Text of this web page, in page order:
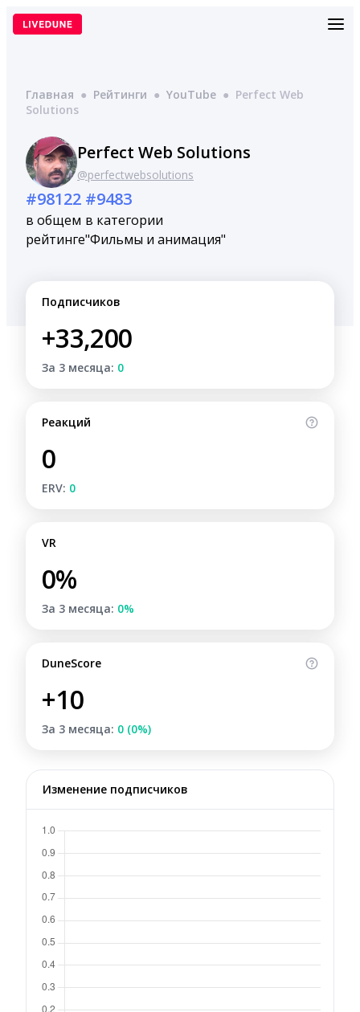
Перейти
Главная ● Рейтинги ● YouTube ● Perfect Web
Solutions
Perfect Web Solutions
@perfectwebsolutions
#98122
в общем
рейтинге
#9483
в категории
"Фильмы и анимация"
Подписчиков
+33,200
За 3 месяца: 0
Реакций
0
ERV: 0
VR
0%
За 3 месяца: 0%
DuneScore
+10
За 3 месяца: 0 (0%)
Изменение подписчиков